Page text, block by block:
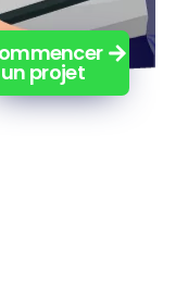
un projet